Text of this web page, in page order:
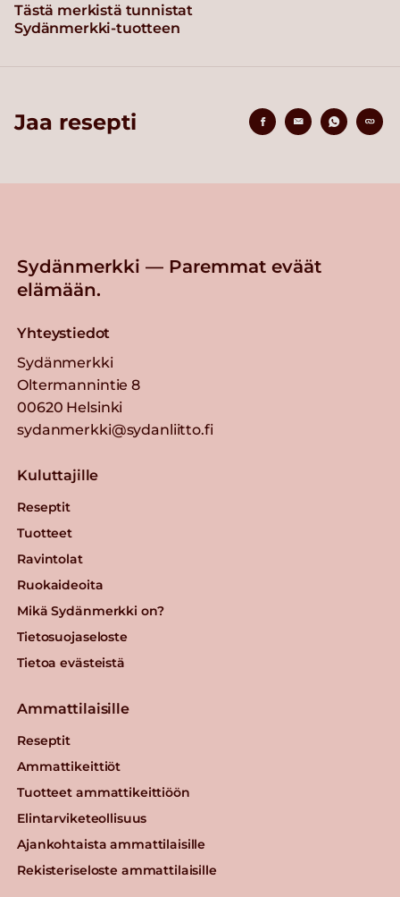
Tästä merkistä tunnistat
Sydänmerkki-tuotteen
Jaa resepti
Sydänmerkki — Paremmat eväät
elämään.
Yhteystiedot
Sydänmerkki
Oltermannintie 8
00620 Helsinki
sydanmerkki@sydanliitto.fi
Kuluttajille
Reseptit
Tuotteet
Ravintolat
Ruokaideoita
Mikä Sydänmerkki on?
Tietosuojaseloste
Tietoa evästeistä
Ammattilaisille
Reseptit
Ammattikeittiöt
Tuotteet ammattikeittiöön
Elintarviketeollisuus
Ajankohtaista ammattilaisille
Rekisteriseloste ammattilaisille